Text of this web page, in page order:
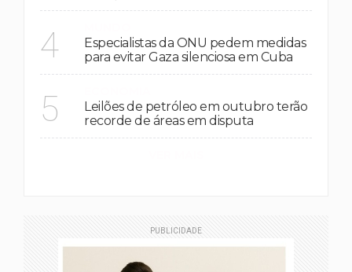
4
Especialistas da ONU pedem medidas
para evitar Gaza silenciosa em Cuba
5
Leilões de petróleo em outubro terão
recorde de áreas em disputa
PUBLICIDADE